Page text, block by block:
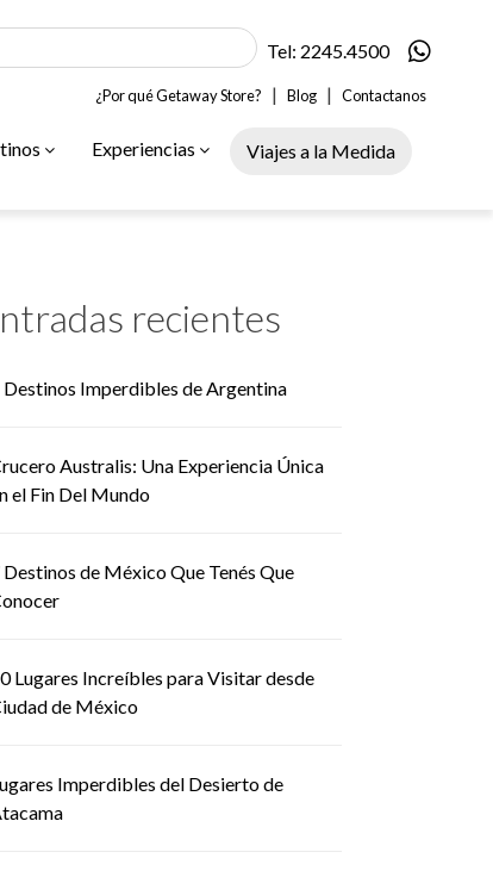
Tel: 2245.4500
¿Por qué Getaway Store? | Blog | Contactanos
Experiencias Viajes a la Medida
recientes
Destinos Imperdibles de Argentina
Australis: Una Experiencia Única
el Fin Del Mundo
Destinos de México Que Tenés Que
Lugares Increíbles para Visitar desde
de México
Imperdibles del Desierto de